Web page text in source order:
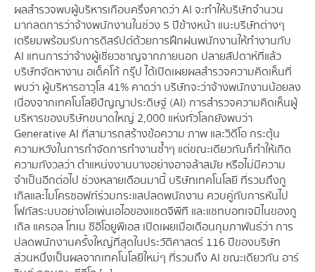
ผลสำรวจพบผู้บริหารเกือบครึ่งคาดว่า AI จะทำให้บริษัทจำนวน
มากลดการว่าจ้างพนักงานในช่วง 5 ปีข้างหน้า แนะบริษัทต่างๆ
เตรียมพร้อมรับการดิสรัปต์ด้วยการฝึกฝนพนักงานให้ทำงานกับ
AI แทนการว่าจ้างผู้เชี่ยวชาญจากภายนอก ปลายสัปดาห์ที่แล้ว
บริษัทจัดหางาน อเด็คโก้ กรุ๊ป ได้เปิดเผยผลสำรวจความคิดเห็นที่
พบว่า ผู้บริหารอาวุโส 41% คาดว่า บริษัทจะว่าจ้างพนักงานน้อยลง
เนื่องจากเทคโนโลยีปัญญาประดิษฐ์ (AI) การสำรวจความคิดเห็นผู้
บริหารของบริษัทขนาดใหญ่ 2,000 แห่งทั่วโลกยังพบว่า
Generative AI ที่สามารถสร้างข้อความ ภาพ และวิดีโอ กระตุ้น
ความหวังในการกำจัดการทำงานซ้ำๆ แต่ขณะเดียวกันก็ทำให้เกิด
ความกังวลว่า ตำแหน่งงานบางอย่างอาจล้าสมัย หรือไม่มีความ
จำเป็นอีกต่อไป ช่วงหลายเดือนมานี้ บริษัทเทคโนโลยี ที่รวมถึงกู
เกิลและไมโครซอฟท์ร่วมกระแสปลดพนักงาน ควบคู่กับการหันไป
โฟกัสระบบอย่างโอเพ่นเอไอของแชตจีพีที และแชทบอทเจมิไนของกู
เกิล แครอล โทเม ซีอีโอยูพีเอส เปิดเผยเมื่อเดือนกุมภาพันธ์ว่า การ
ปลดพนักงานครั้งใหญ่ที่สุดในประวัติศาสตร์ 116 ปีของบริษัท
ส่วนหนึ่งเป็นผลจากเทคโนโลยีใหม่ๆ ที่รวมถึง AI ขณะเดียวกัน อาร์